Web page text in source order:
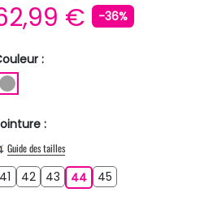
€ -36%
:
:
Guide des tailles
41 424243 43444445